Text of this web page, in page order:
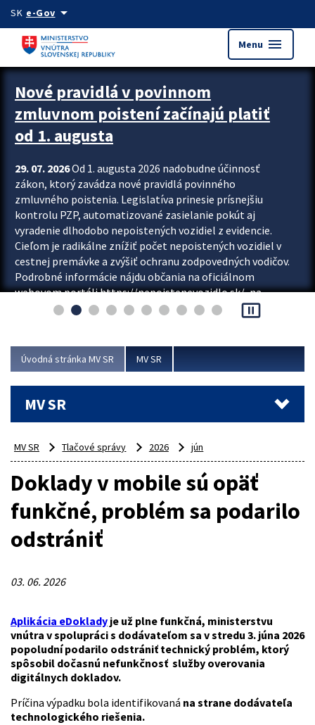
Preskocit na hlavný obsah
SK e-Govarrow_drop_down
Menu menu
Zastavit automatický posun upútavok
Nové pravidlá v povinnom
zmluvnom poistení začínajú platiť
od 1. augusta
29. 07. 2026Od 1. augusta 2026 nadobudne účinnosť
zákon, ktorý zavádza nové pravidlá povinného
zmluvného poistenia. Legislatíva prinesie prísnejšiu
kontrolu PZP, automatizované zasielanie pokút aj
vyradenie dlhodobo nepoistených vozidiel z evidencie.
Cieľom je radikálne znížiť počet nepoistených vozidiel v
cestnej premávke a zvýšiť ochranu zodpovedných vodičov.
Podrobné informácie nájdu občania na oficiálnom
webovom portáli https://nepoistenevozidlo.sk/, na
ktorom od augusta pribudne aj možnosť overiť si...
pause_presentation
Úvodná stránka MV SR MV SR
MV SR
MV SR Tlačové správy 2026 jún
Doklady v mobile sú opäť
funkčné, problém sa podarilo
odstrániť
03. 06. 2026
Aplikácia eDoklady je už plne funkčná, ministerstvu
vnútra v spolupráci s dodávateľom sa v stredu 3. júna 2026
popoludní podarilo odstrániť technický problém, ktorý
spôsobil dočasnú nefunkčnosť služby overovania
digitálnych dokladov.
Príčina výpadku bola identifikovaná na strane dodávateľa
technologického riešenia.